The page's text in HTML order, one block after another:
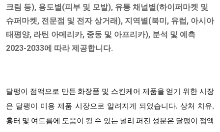
크림 등), 용도별(피부 및 모발), 유통 채널별(하이퍼마켓 및
슈퍼마켓, 전문점 및 전자 상거래), 지역별(북미, 유럽, 아시아
태평양, 라틴 아메리카, 중동 및 아프리카), 분석 및 예측
2023-2033에 따라 제공합니다.
달팽이 점액으로 만든 화장품 및 스킨케어 제품을 얻기 위한 시장
은 달팽이 미용 제품 시장으로 알려지게 되었습니다. 상처 치유,
흉터 및 여드름에 도움이 될 수 있는 널리 퍼진 성분은 달팽이 점액